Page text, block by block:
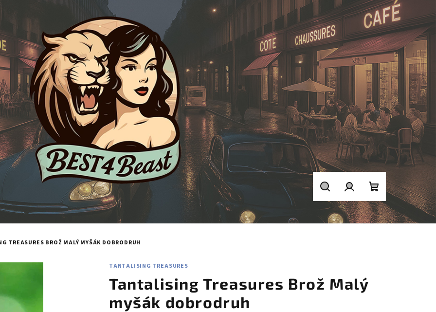
HledatPřihlášeníNákupní
TREASURES BROŽ MALÝ MYŠÁK DOBRODRUH
TANTALISING TREASURES
Tantalising Treasures Brož Malý
myšák dobrodruh